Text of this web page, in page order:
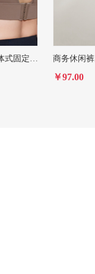
高强度运动内衣女防震跑步薄款一体式固定杯瑜伽文胸外穿健身背心
￥97.00